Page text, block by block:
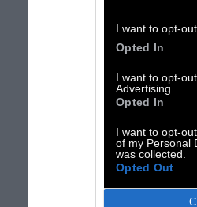
I want to opt-
Opted In
I want to opt-
Advertising.
Opted In
I want to opt-
of my Personal
was collected.
Opted Out